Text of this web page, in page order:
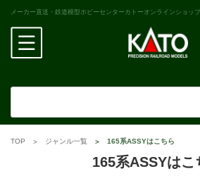
メーカー直送・鉄道模型ホビーセンターカトーオンラインショップ
TOP ジャンル一覧 165系ASSYはこちら
165系ASSYはこ